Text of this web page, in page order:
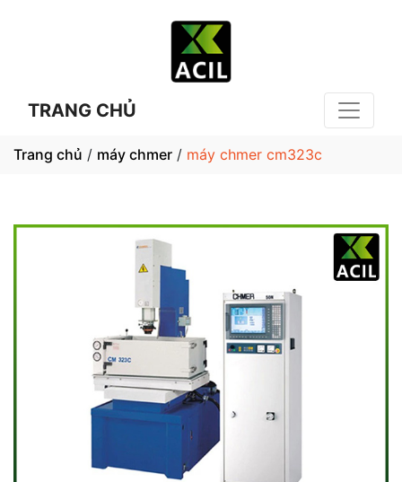
TRANG CHỦ
Trang chủ / máy chmer / máy chmer cm323c